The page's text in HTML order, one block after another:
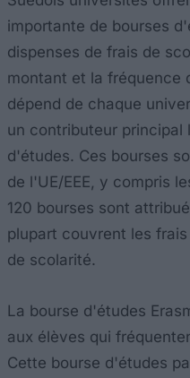
importante de bourses
dispenses de frais de
montant et la fréquence
dépend de chaque
un contributeur principal
d'études. Ces bourses
de l'UE/EEE, y compris
120 bourses sont
plupart couvrent les
de scolarité.
La bourse d'études
aux élèves qui
Cette bourse d'études